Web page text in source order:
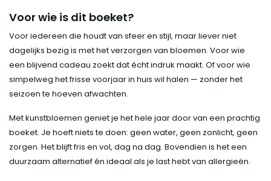
Voor wie is dit boeket?
Voor iedereen die houdt van sfeer en stijl, maar liever niet
dagelijks bezig is met het verzorgen van bloemen. Voor wie
een blijvend cadeau zoekt dat écht indruk maakt. Of voor wie
simpelweg het frisse voorjaar in huis wil halen — zonder het
seizoen te hoeven afwachten.
Met kunstbloemen geniet je het hele jaar door van een prachtig
boeket. Je hoeft niets te doen: geen water, geen zonlicht, geen
zorgen. Het blijft fris en vol, dag na dag. Bovendien is het een
duurzaam alternatief én ideaal als je last hebt van allergieën.